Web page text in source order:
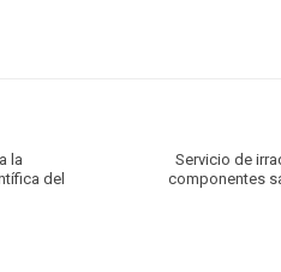
la
del
Servicio de
componentes